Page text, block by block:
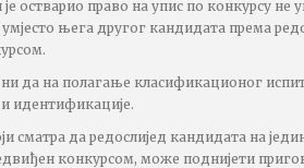
је остварио право на упис по конкурсу
њега другог кандидата према
да на полагање класификационог
идентификације.
сматра да редослијед кандидата на
конкурсом, може поднијети